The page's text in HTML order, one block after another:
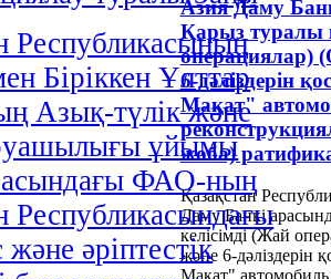
Республикасының
Біріккен Ұлттар
Азық-түлік және
ұйымы
ФАО-ның
Республикасындағы
әріптестік
Азия Даму
Қарыз туралы
6-дәліздерін
Мақат"
жоба)
Қазақстан
Даму Банкі
келісімді (Жай
және 6-дәліздерін